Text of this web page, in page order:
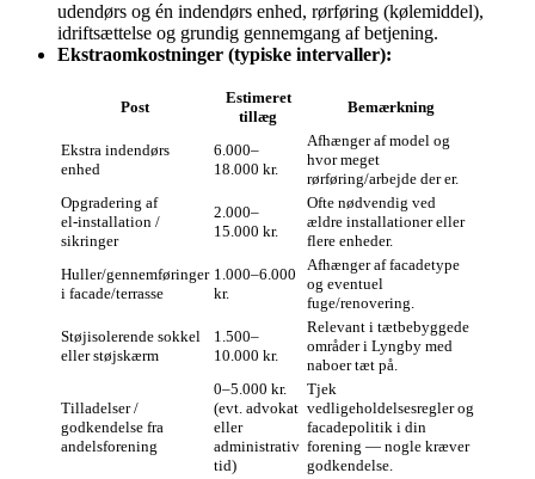
udendørs og én indendørs enhed, rørføring (kølemiddel),
idriftsættelse og grundig gennemgang af betjening.
Ekstraomkostninger (typiske intervaller):
Post
Estimeret
tillæg
Bemærkning
Ekstra indendørs
enhed
6.000–
18.000 kr.
Afhænger af model og
hvor meget
rørføring/arbejde der er.
Opgradering af
el‑installation /
sikringer
2.000–
15.000 kr.
Ofte nødvendig ved
ældre installationer eller
flere enheder.
Huller/gennemføringer
i facade/terrasse
1.000–6.000
kr.
Afhænger af facadetype
og eventuel
fuge/renovering.
Støjisolerende sokkel
eller støjskærm
1.500–
10.000 kr.
Relevant i tætbebyggede
områder i Lyngby med
naboer tæt på.
Tilladelser /
godkendelse fra
andelsforening
0–5.000 kr.
(evt. advokat
eller
administrativ
tid)
Tjek
vedligeholdelsesregler og
facadepolitik i din
forening — nogle kræver
godkendelse.